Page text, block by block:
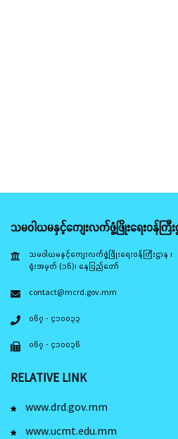
သမဝါယမနှင့်ကျေးလက်ဖွံ့ဖြိုးရေးဝန်ကြီး
သမဝါယမနှင့်ကျေးလက်ဖွံ့ဖြိုးရေးဝန်ကြီးဌာန ၊
ရုံးအမှတ် (၁၆)၊ နေပြည်တော်
contact@mcrd.gov.mm
၀၆၇ - ၄၁၀၀၃၃
၀၆၇ - ၄၁၀၀၃၆
RELATIVE LINK
www.drd.gov.mm
www.ucmt.edu.mm